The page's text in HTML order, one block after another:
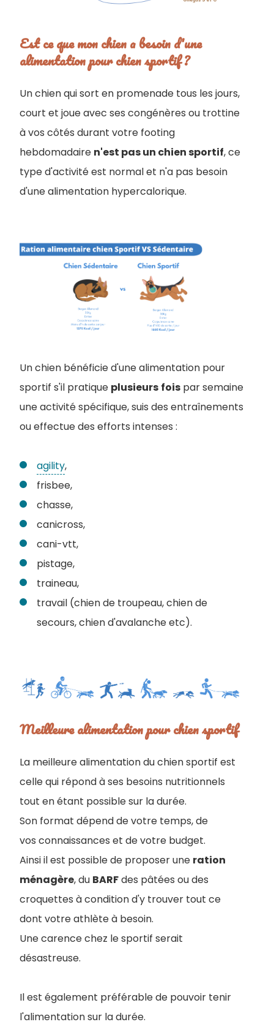
Est ce que mon chien a besoin d'une
alimentation pour chien sportif ?
Un chien qui sort en promenade tous les jours,
court et joue avec ses congénères ou trottine
à vos côtés durant votre footing
hebdomadaire n'est pas un chien sportif, ce
type d'activité est normal et n'a pas besoin
d'une alimentation hypercalorique.
Un chien bénéficie d'une alimentation pour
sportif s'il pratique plusieurs fois par semaine
une activité spécifique, suis des entraînements
ou effectue des efforts intenses :
agility,
frisbee,
chasse,
canicross,
cani-vtt,
pistage,
traineau,
travail (chien de troupeau, chien de
secours, chien d'avalanche etc).
Meilleure alimentation pour chien sportif
La meilleure alimentation du chien sportif est
celle qui répond à ses besoins nutritionnels
tout en étant possible sur la durée.
Son format dépend de votre temps, de
vos connaissances et de votre budget.
Ainsi il est possible de proposer une ration
ménagère, du BARFdes pâtées ou des
croquettes à condition d'y trouver tout ce
dont votre athlète à besoin.
Une carence chez le sportif serait
désastreuse.
Il est également préférable de pouvoir tenir
l'alimentation sur la durée.